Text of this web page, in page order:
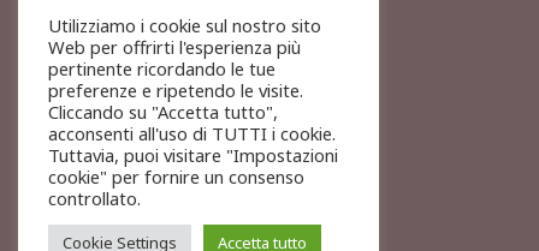
Chi siamo
Services
Blog
Contatti
Legali
Termini di servizio
Resi e rimborsi
Utilizziamo i cookie sul nostro sito
Web per offrirti l'esperienza più
pertinente ricordando le tue
preferenze e ripetendo le visite.
Cliccando su "Accetta tutto",
acconsenti all'uso di TUTTI i cookie.
Tuttavia, puoi visitare "Impostazioni
cookie" per fornire un consenso
controllato.
Cookie Settings Accetta tutto